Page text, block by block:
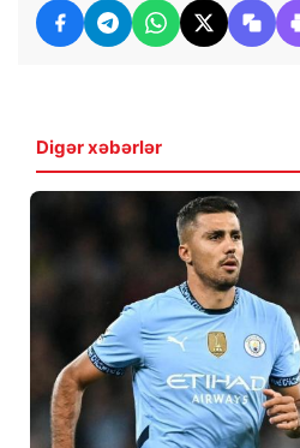
Digər xəbərlər